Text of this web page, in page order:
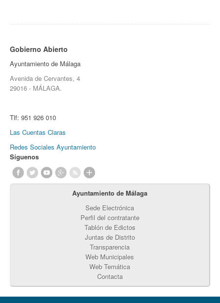
Gobierno Abierto
Ayuntamiento de Málaga
Avenida de Cervantes, 4
29016 - MÁLAGA.
Tlf: 951 926 010
Las Cuentas Claras
Redes Sociales Ayuntamiento
Síguenos
Ayuntamiento de Málaga
Sede Electrónica
Perfil del contratante
Tablón de Edictos
Juntas de Distrito
Transparencia
Web Municipales
Web Temática
Contacta